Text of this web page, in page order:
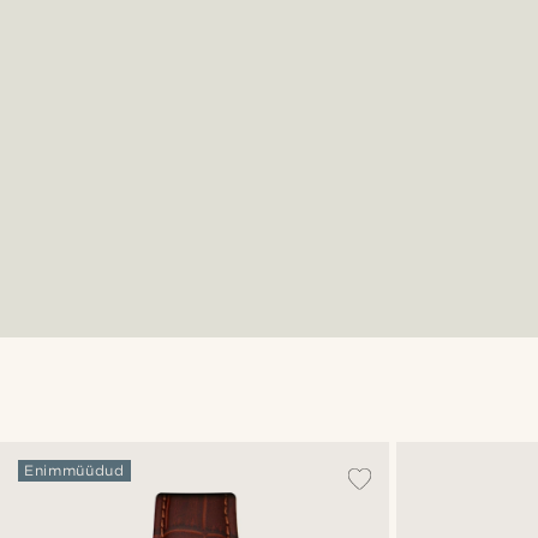
Enimmüüdud